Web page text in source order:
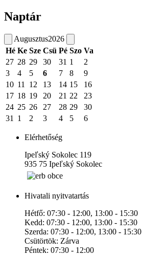
Naptár
Augusztus2026
Hé Ke Sze Csü Pé Szo Va
27 28 29 30 31 1
2
3
4 5 6 7 8
9
10 11 12 13 14 15
16
17 18 19 20 21 22
23
24 25 26 27 28 29
30
31
1 2 3 4 5 6
Elérhetőség
Ipeľský Sokolec 119
935 75 Ipeľský Sokolec
Hivatali nyitvatartás
Hétfő: 07:30 - 12:00, 13:00 - 15:30
Kedd: 07:30 - 12:00, 13:00 - 15:30
Szerda: 07:30 - 12:00, 13:00 - 15:30
Csütörtök: Zárva
Péntek: 07:30 - 12:00